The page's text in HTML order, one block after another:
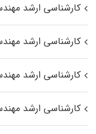
کارشناسی ارشد
کارشناسی ارشد
کارشناسی ارشد
کارشناسی ارشد